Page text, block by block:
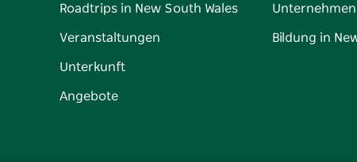
Roadtrips in New South Wales
Veranstaltungen
Unterkunft
Angebote
Unternehmen
Bildung in